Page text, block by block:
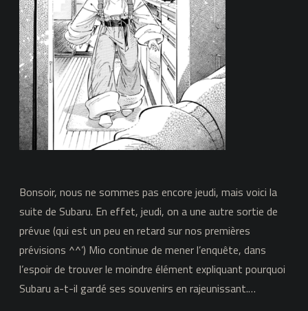
Bonsoir, nous ne sommes pas encore jeudi, mais voici la
suite de Subaru. En effet, jeudi, on a une autre sortie de
prévue (qui est un peu en retard sur nos premières
prévisions ^^’) Mio continue de mener l’enquête, dans
l’espoir de trouver le moindre élément expliquant pourquoi
Subaru a-t-il gardé ses souvenirs en rajeunissant.…